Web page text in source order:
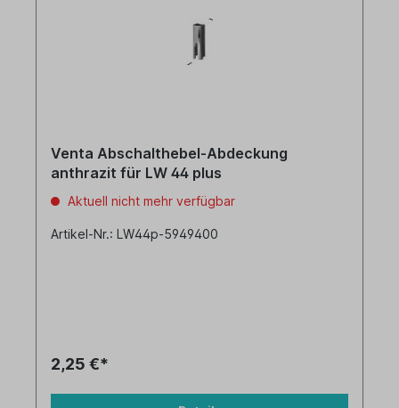
Venta Abschalthebel-Abdeckung
anthrazit für LW 44 plus
Aktuell nicht mehr verfügbar
Artikel-Nr.: LW44p-5949400
2,25 €*